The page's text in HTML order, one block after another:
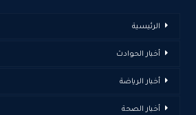
الرئيسية
أخبار الحوادث
أخبار الرياضة
أخبار الصحة